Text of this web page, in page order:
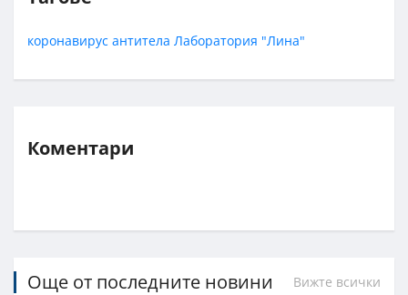
коронавирус антитела Лаборатория "Лина"
Коментари
Още от последните новини Вижте всички